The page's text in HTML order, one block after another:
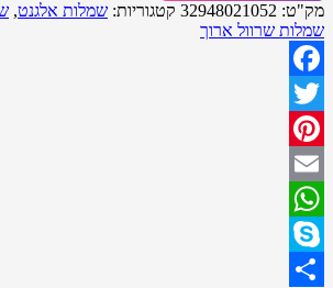
מק"ט: 32948021052 קטגוריות: שמלות אלגנט,
שמלות שרוול ארוך
Facebook
Twitter
Pinterest
Email
WhatsApp
Skype